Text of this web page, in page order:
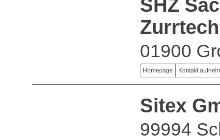
SHZ
01900
Homepage Kontakt
Sitex
99994